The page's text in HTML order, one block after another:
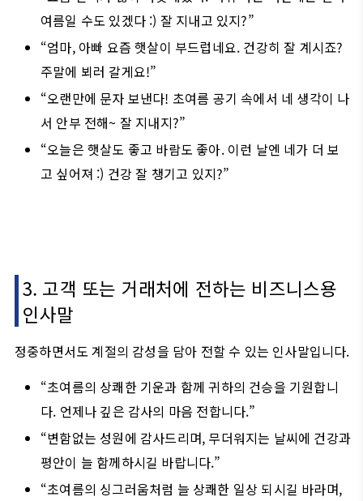
여름일 수도 있겠다 :) 잘 지내고 있지?”
“엄마, 아빠 요즘 햇살이 부드럽네요. 건강히 잘 계시죠?
주말에 뵈러 갈게요!”
“오랜만에 문자 보낸다! 초여름 공기 속에서 네 생각이 나
서 안부 전해~ 잘 지내지?”
“오늘은 햇살도 좋고 바람도 좋아. 이런 날엔 네가 더 보
고 싶어져 :) 건강 잘 챙기고 있지?”
3. 고객 또는 거래처에 전하는 비즈니스용
인사말
정중하면서도 계절의 감성을 담아 전할 수 있는 인사말입니다.
“초여름의 상쾌한 기운과 함께 귀하의 건승을 기원합니
다. 언제나 깊은 감사의 마음 전합니다.”
“변함없는 성원에 감사드리며, 무더워지는 날씨에 건강과
평안이 늘 함께하시길 바랍니다.”
“초여름의 싱그러움처럼 늘 상쾌한 일상 되시길 바라며,